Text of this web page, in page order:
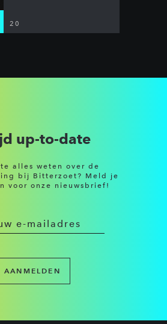
20
up-to-date
alles weten over de
bij Bitterzoet? Meld je
voor onze nieuwsbrief!
AANMELDEN